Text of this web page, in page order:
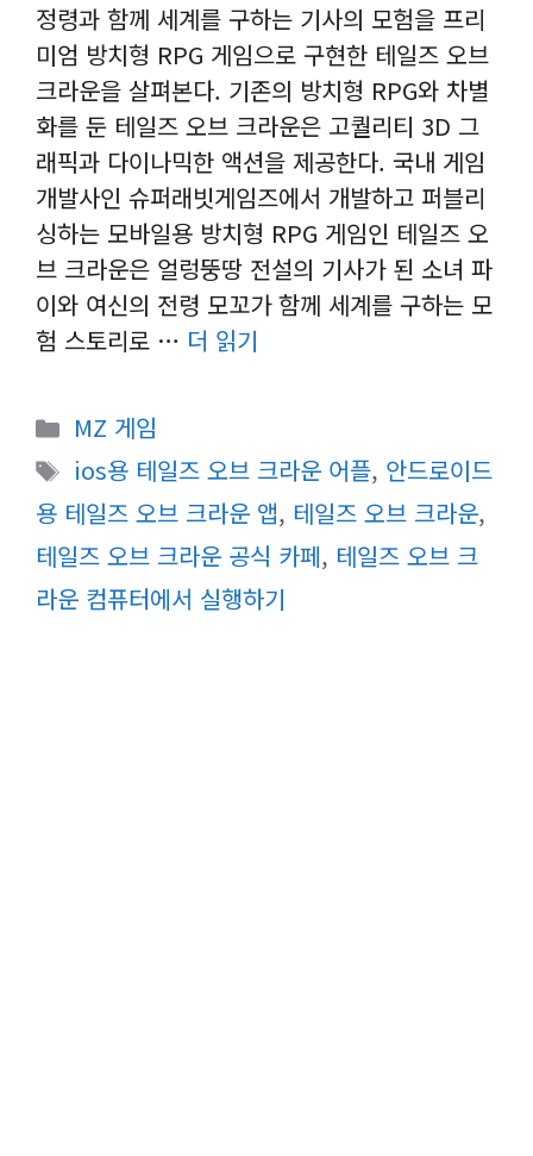
정령과 함께 세계를 구하는 기사의 모험을 프리
미엄 방치형 RPG 게임으로 구현한 테일즈 오브
크라운을 살펴본다. 기존의 방치형 RPG와 차별
화를 둔 테일즈 오브 크라운은 고퀄리티 3D 그
래픽과 다이나믹한 액션을 제공한다. 국내 게임
개발사인 슈퍼래빗게임즈에서 개발하고 퍼블리
싱하는 모바일용 방치형 RPG 게임인 테일즈 오
브 크라운은 얼렁뚱땅 전설의 기사가 된 소녀 파
이와 여신의 전령 모꼬가 함께 세계를 구하는 모
험 스토리로 … 더 읽기
카
테
고
리
MZ 게임
태
그
ios용 테일즈 오브 크라운 어플, 안드로이드
용 테일즈 오브 크라운 앱, 테일즈 오브 크라운,
테일즈 오브 크라운 공식 카페, 테일즈 오브 크
라운 컴퓨터에서 실행하기